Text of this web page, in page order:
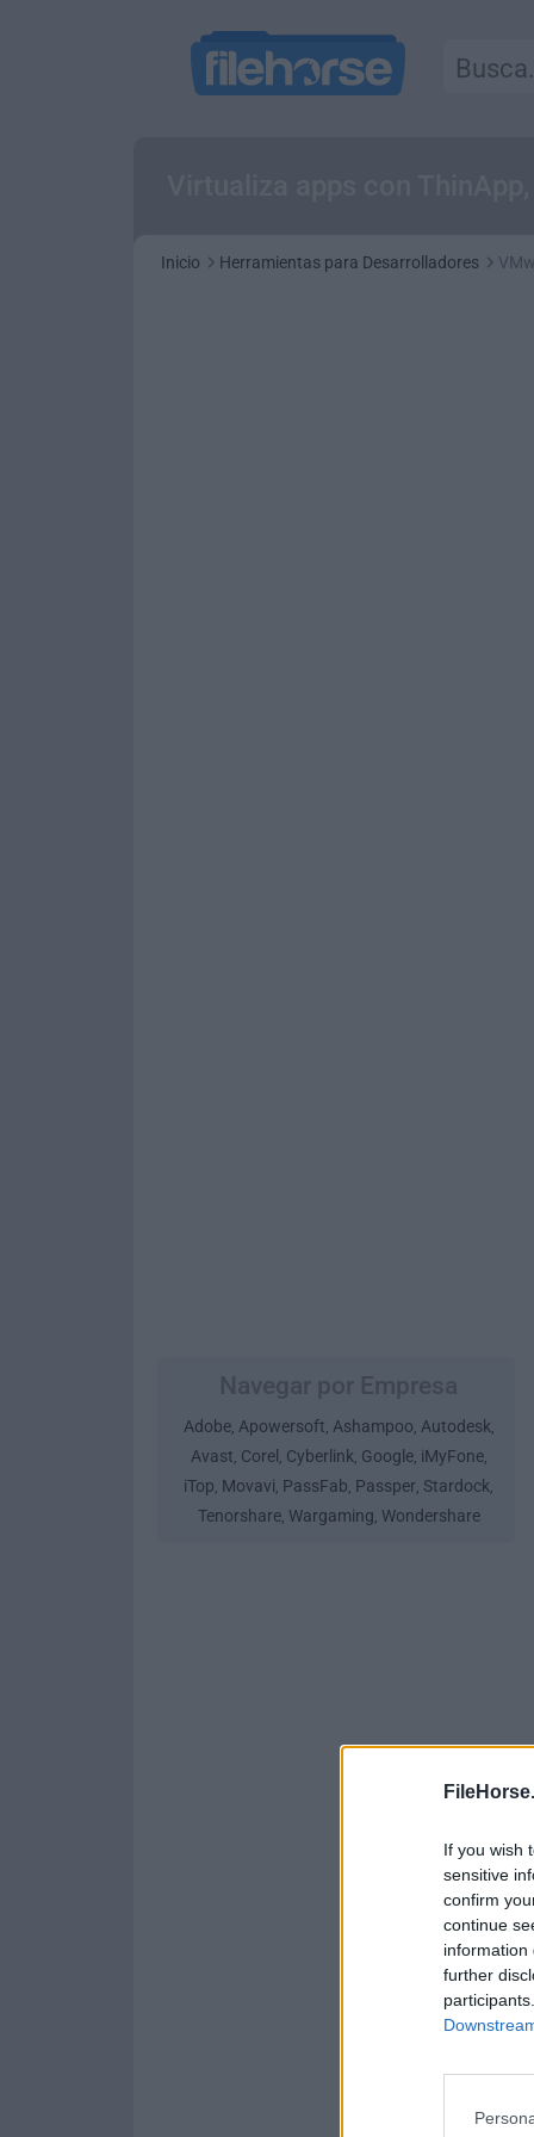
If you wish
sensitive
confirm
continue
information
further
Inicio Herramientas para Desarrolladores
Adobe, Apowersoft, Ashampoo, Autodesk,
Avast, Corel , Cyberlink, Google, iMyFone,
iTop, Movavi, PassFab, Passper, Stardock,
Tenorshare, Wargaming, Wondershare